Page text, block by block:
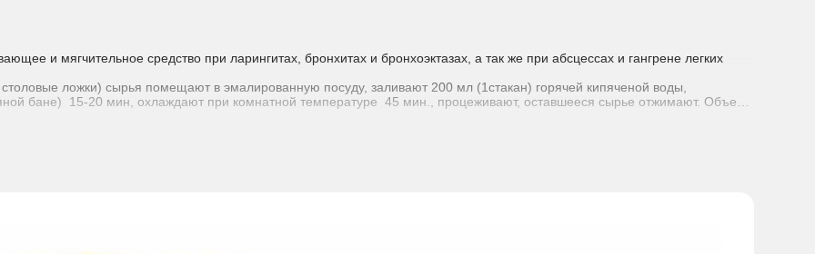
и мягчительное средство при ларингитах, бронхитах и бронхоэктазах, а так же при абсцессах и гангрене легких
ложки) сырья помещают в эмалированную посуду, заливают 200 мл (1стакан) горячей кипяченой воды,
бане) 15-20 мин, охлаждают при комнатной температуре 45 мин., процеживают, оставшееся сырье отжимают. Объем
хранят в прохладном месте не более 2-х суток.
стакана 2-3 раза в день за час до еды
компонентов.